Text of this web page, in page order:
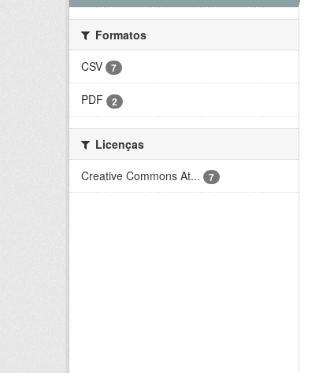
Formatos
CSV
7
PDF 2
Licenças
Creative Commons At...
7